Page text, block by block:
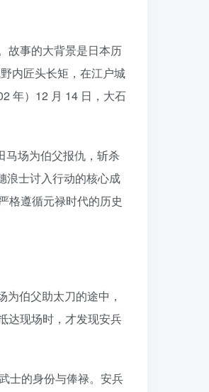
故事的大背景是日本历
内匠头长矩，在江户城
年）12 月 14 日，大石
马场为伯父报仇，斩杀
浪士讨入行动的核心成
格遵循元禄时代的历史
伯父助太刀的途中，
达现场时，才发现安兵
士的身份与俸禄。安兵